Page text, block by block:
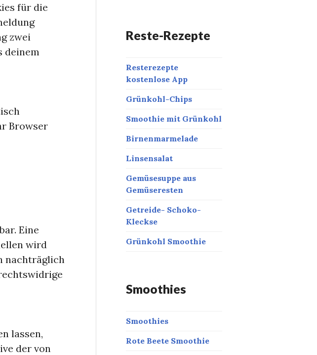
für die
zwei
deinem
Browser
Eine
wird
nachträglich
lassen,
der von
Reste-Rezepte
Resterezepte
kostenlose App
Grünkohl-Chips
Smoothie mit Grünkohl
Birnenmarmelade
Linsensalat
Gemüsesuppe aus
Gemüseresten
Getreide- Schoko-
Kleckse
Grünkohl Smoothie
Smoothies
Smoothies
Rote Beete Smoothie